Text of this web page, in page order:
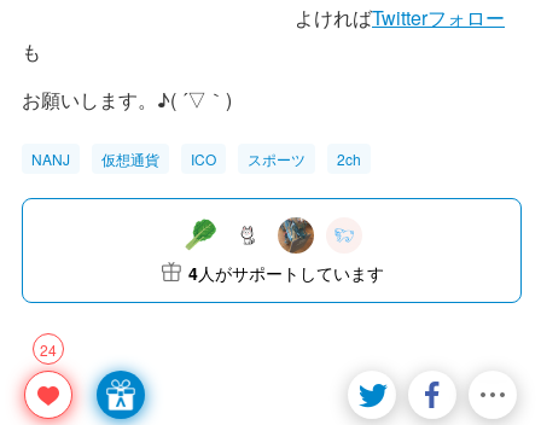
よければTwitterフォロー
も
お願いします。♪( ´▽｀)
NANJ 仮想通貨 ICO スポーツ 2ch
24
4人がサポートしています